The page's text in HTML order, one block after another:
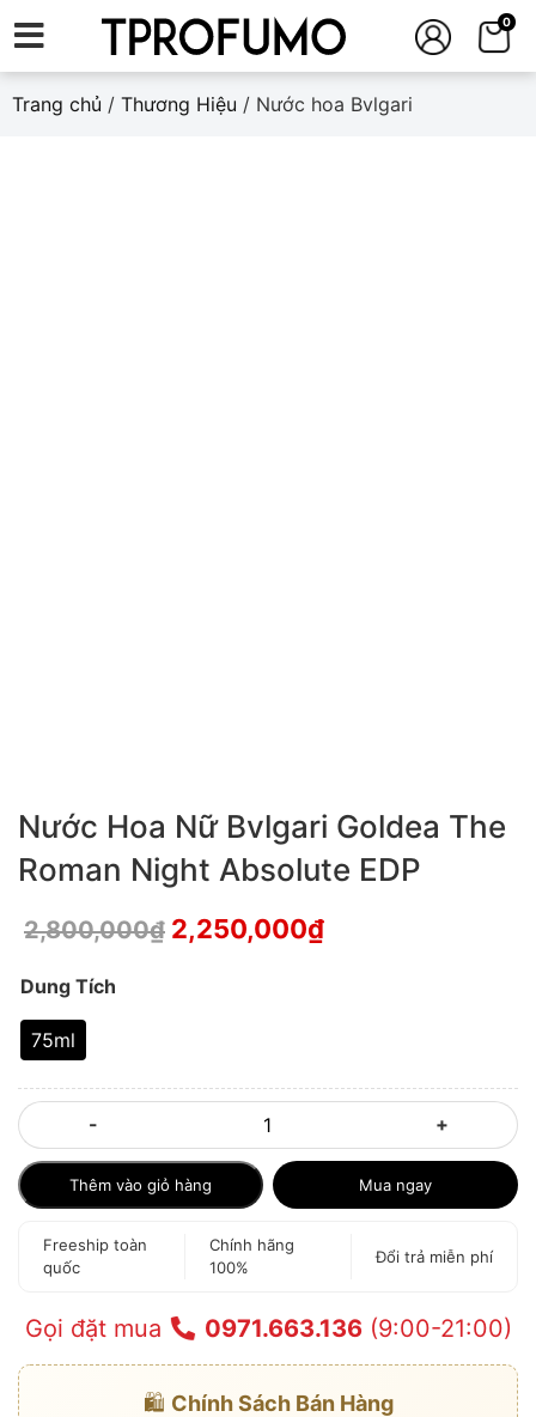
0
Trang chủ / Thương Hiệu / Nước hoa Bvlgari
Nước Hoa Nữ Bvlgari Goldea The
Roman Night Absolute EDP
2,800,000₫ 2,250,000₫
Dung Tích
75ml
- +
Thêm vào giỏ hàng Mua ngay
Freeship toàn
quốc
Chính hãng
100%
Đổi trả miễn phí
Gọi đặt mua 0971.663.136(9:00-21:00)
🛍️ Chính Sách Bán Hàng